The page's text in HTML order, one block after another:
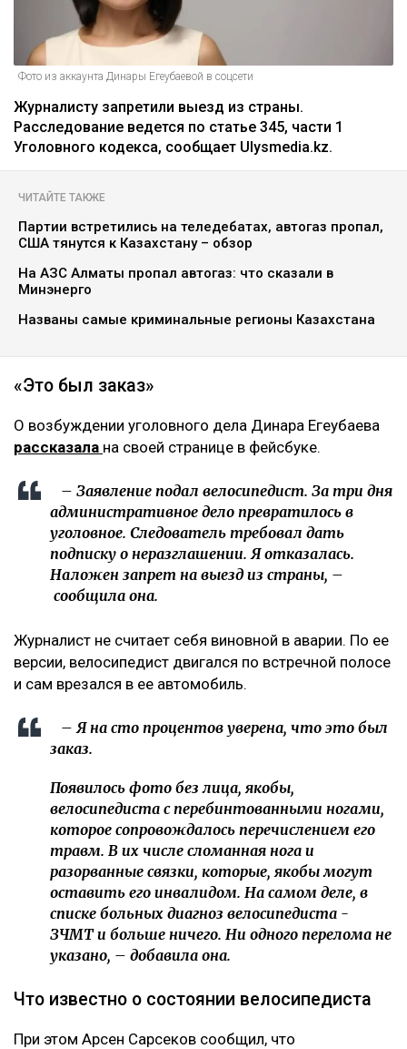
Фото из аккаунта Динары Егеубаевой в соцсети
Журналисту запретили выезд из страны.
Расследование ведется по статье 345, части 1
Уголовного кодекса, сообщает Ulysmedia.kz.
ЧИТАЙТЕ ТАКЖЕ
Партии встретились на теледебатах, автогаз пропал,
США тянутся к Казахстану – обзор
На АЗС Алматы пропал автогаз: что сказали в
Минэнерго
Названы самые криминальные регионы Казахстана
«Это был заказ»
О возбуждении уголовного дела Динара Егеубаева
рассказала на своей странице в фейсбуке.
– Заявление подал велосипедист. За три дня
административное дело превратилось в
уголовное. Следователь требовал дать
подписку о неразглашении. Я отказалась.
Наложен запрет на выезд из страны, –
сообщила она.
Журналист не считает себя виновной в аварии. По ее
версии, велосипедист двигался по встречной полосе
и сам врезался в ее автомобиль.
– Я на сто процентов уверена, что это был
заказ.
Появилось фото без лица, якобы,
велосипедиста с перебинтованными ногами,
которое сопровождалось перечислением его
травм. В их числе сломанная нога и
разорванные связки, которые, якобы могут
оставить его инвалидом. На самом деле, в
списке больных диагноз велосипедиста -
ЗЧМТ и больше ничего. Ни одного перелома не
указано, – добавила она.
Что известно о состоянии велосипедиста
При этом Арсен Сарсеков сообщил, что